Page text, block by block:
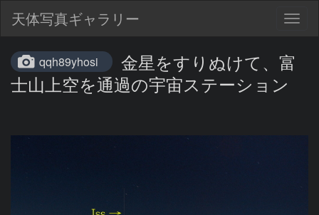
天体写真ギャラリー
qqh89yhosi
金星をすりぬけて、富
士山上空を通過の宇宙ステーション